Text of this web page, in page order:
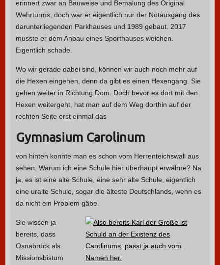
erinnert zwar an Bauweise und Bemalung des Original
Wehrturms, doch war er eigentlich nur der Notausgang des
darunterliegenden Parkhauses und 1989 gebaut. 2017
musste er dem Anbau eines Sporthauses weichen.
Eigentlich schade.
Wo wir gerade dabei sind, können wir auch noch mehr auf
die Hexen eingehen, denn da gibt es einen Hexengang. Sie
gehen weiter in Richtung Dom. Doch bevor es dort mit den
Hexen weitergeht, hat man auf dem Weg dorthin auf der
rechten Seite erst einmal das
Gymnasium Carolinum
von hinten konnte man es schon vom Herrenteichswall aus
sehen. Warum ich eine Schule hier überhaupt erwähne? Na
ja, es ist eine alte Schule, eine sehr alte Schule, eigentlich
eine uralte Schule, sogar die älteste Deutschlands, wenn es
da nicht ein Problem gäbe.
Sie wissen ja
bereits, dass
Osnabrück als
Missionsbistum